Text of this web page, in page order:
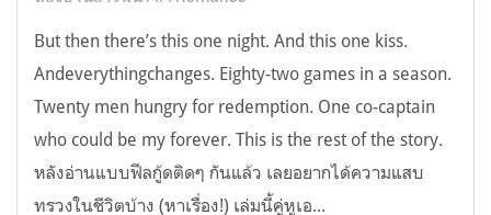
But then there’s this one night. And this one kiss.
Andeverythingchanges. Eighty-two games in a season.
Twenty men hungry for redemption. One co-captain
who could be my forever. This is the rest of the story.
หลังอ่านแบบฟีลกู้ดติดๆ กันแล้ว เลยอยากได้ความแสบ
ทรวงในชีวิตบ้าง (หาเรื่อง!) เล่มนี้คู่หูเอ...